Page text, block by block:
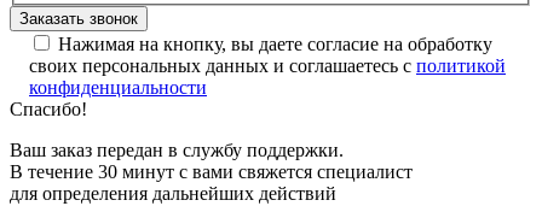
Нажимая на кнопку, вы даете согласие на обработку
своих персональных данных и соглашаетесь с политикой
конфиденциальности
Спасибо!
Ваш заказ передан в службу поддержки.
В течение 30 минут с вами свяжется специалист
для определения дальнейших действий